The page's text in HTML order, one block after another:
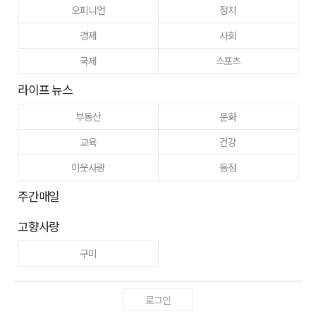
오피니언
정치
경제
사회
국제
스포츠
라이프 뉴스
부동산
문화
교육
건강
이웃사랑
동정
주간매일
고향사랑
구미
로그인